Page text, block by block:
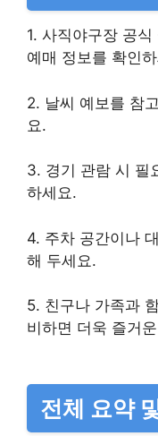
1. 사직야구장 공
예매 정보를 확인
2. 날씨 예보를 참
요.
3. 경기 관람 시 필
하세요.
4. 주차 공간이나
해 두세요.
5. 친구나 가족과
비하면 더욱 즐거
전체 요약